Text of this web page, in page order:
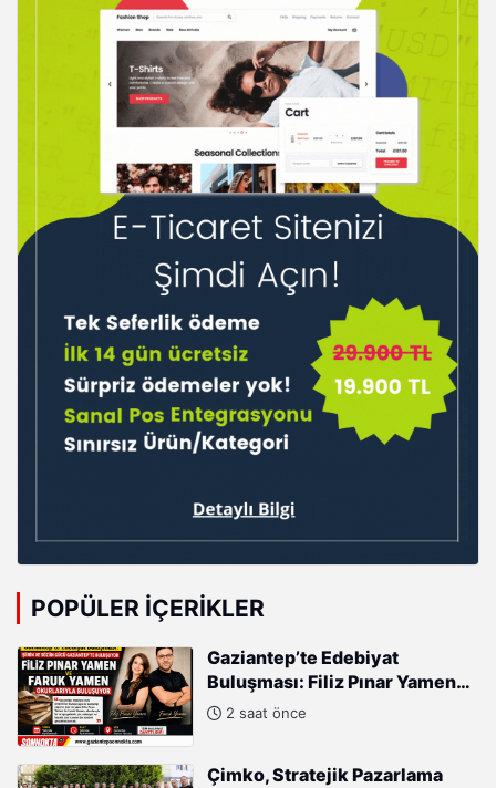
POPÜLER İÇERIKLER
Gaziantep’te Edebiyat
Buluşması: Filiz Pınar Yamen
ve Faruk Yamen Okurlarıyla
2 saat önce
Çimko, Stratejik Pazarlama